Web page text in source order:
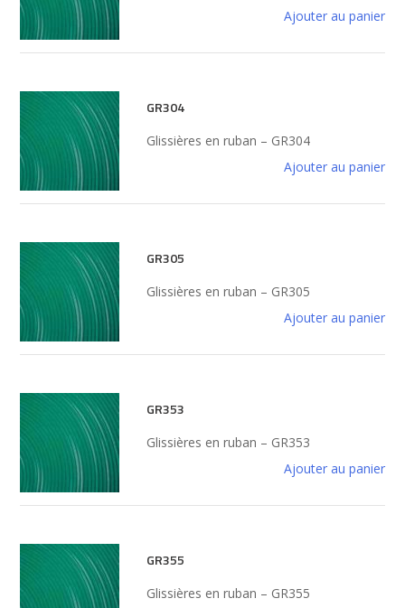
Ajouter au panier
GR304
Glissières en ruban – GR304
Ajouter au panier
GR305
Glissières en ruban – GR305
Ajouter au panier
GR353
Glissières en ruban – GR353
Ajouter au panier
GR355
Glissières en ruban – GR355